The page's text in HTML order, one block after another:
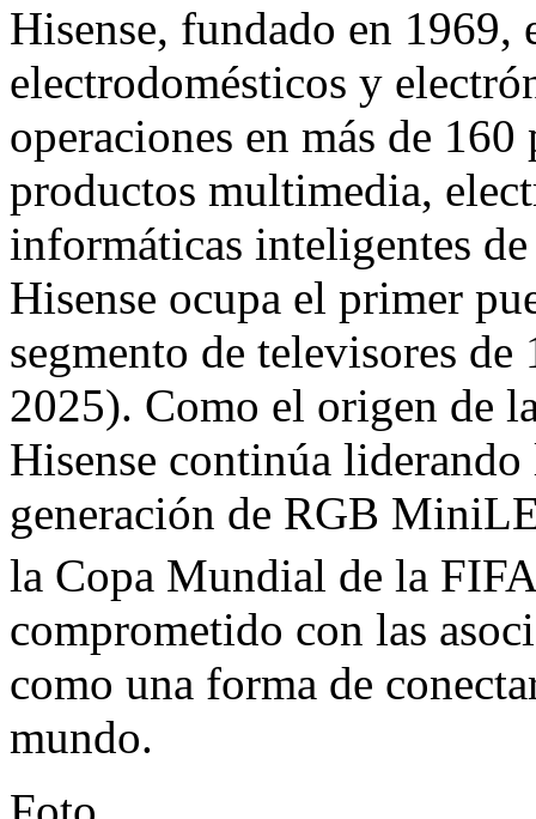
Hisense, fundado en
electrodomésticos y
operaciones en más de
productos multimedia,
informáticas inteligentes
Hisense ocupa el primer
segmento de televisores
2025). Como el origen de
Hisense continúa
generación de RGB
la Copa Mundial de la
comprometido con las
como una forma de
mundo.